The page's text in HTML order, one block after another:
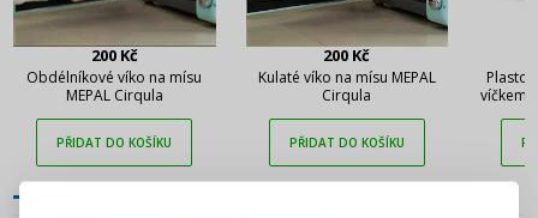
200 Kč
Obdélníkové víko na mísu
MEPAL Cirqula
PŘIDAT DO KOŠÍKU
200 Kč
Kulaté víko na mísu MEPAL
Cirqula
PŘIDAT DO KOŠÍKU
víčkem
PŘIHLÁŠENÍ REGISTRACE